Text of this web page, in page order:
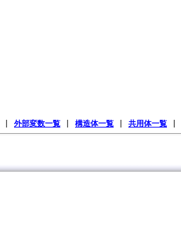
外部変数一覧 構造体一覧 共用体一覧